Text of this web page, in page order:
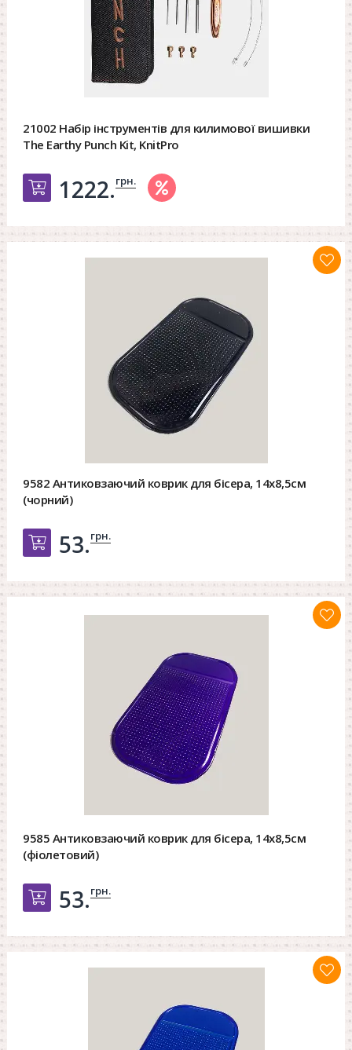
21002 Набір інструментів для килимової вишивки
The Earthy Punch Kit, KnitPro
Добавить в корзину
1222.грн.
9582 Антиковзаючий коврик для бісера, 14х8,5см
(чорний)
Добавить в корзину
53.грн.
9585 Антиковзаючий коврик для бісера, 14х8,5см
(фіолетовий)
Добавить в корзину
53.грн.